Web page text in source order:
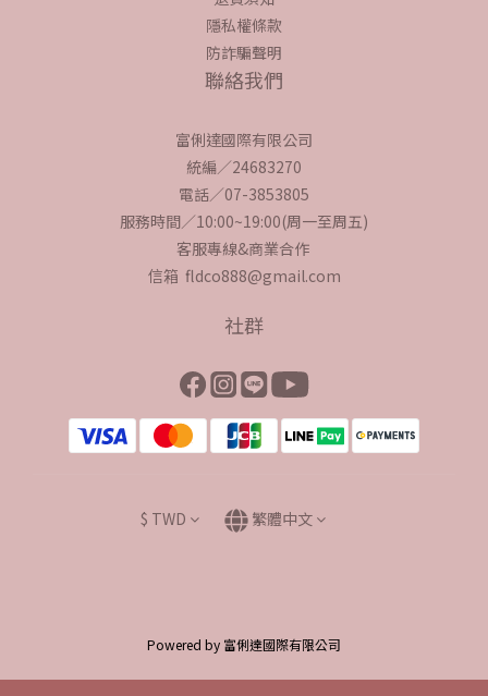
隱私權條款
防詐騙聲明
聯絡我們
富俐達國際有限公司
統編／24683270
電話／07-3853805
服務時間／10:00~19:00(周一至周五)
客服專線&商業合作
信箱 fldco888@gmail.com
社群
$ TWD 繁體中文
Powered by 富俐達國際有限公司